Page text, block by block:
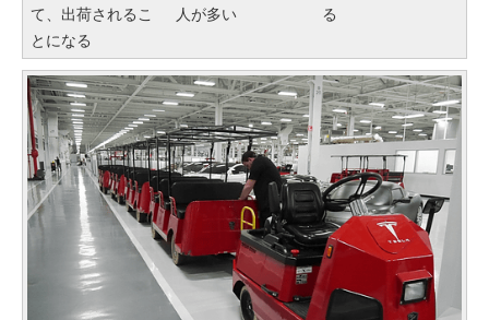
て、出荷されるこ
とになる
人が多い る